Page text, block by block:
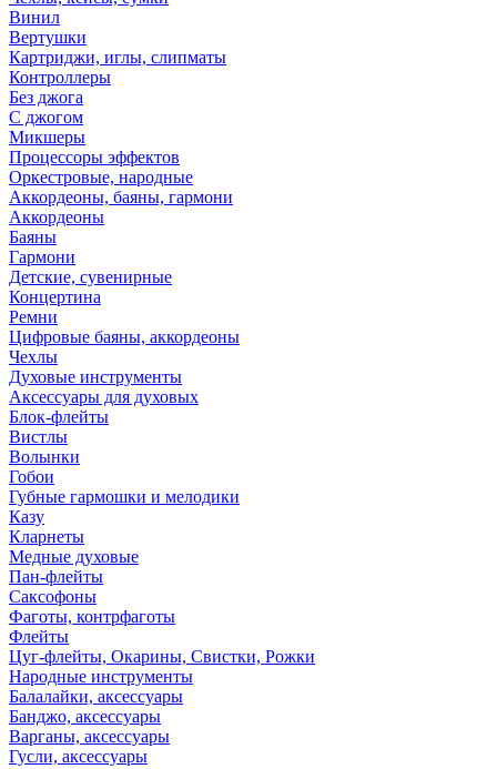
Винил
Вертушки
Картриджи, иглы, слипматы
Контроллеры
Без джога
С джогом
Микшеры
Процессоры эффектов
Оркестровые, народные
Аккордеоны, баяны, гармони
Аккордеоны
Баяны
Гармони
Детские, сувенирные
Концертина
Ремни
Цифровые баяны, аккордеоны
Чехлы
Духовые инструменты
Аксессуары для духовых
Блок-флейты
Вистлы
Волынки
Гобои
Губные гармошки и мелодики
Казу
Кларнеты
Медные духовые
Пан-флейты
Саксофоны
Фаготы, контрфаготы
Флейты
Цуг-флейты, Окарины, Свистки, Рожки
Народные инструменты
Балалайки, аксессуары
Банджо, аксессуары
Варганы, аксессуары
Гусли, аксессуары